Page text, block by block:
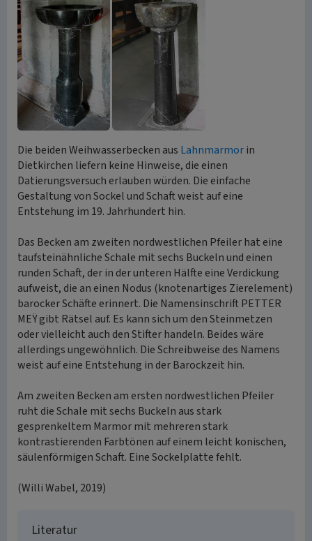
Die beiden Weihwasserbecken aus Lahnmarmorin
Dietkirchen liefern keine Hinweise, die einen
Datierungsversuch erlauben würden. Die einfache
Gestaltung von Sockel und Schaft weist auf eine
Entstehung im 19. Jahrhundert hin.
Das Becken am zweiten nordwestlichen Pfeiler hat eine
taufsteinähnliche Schale mit sechs Buckeln und einen
runden Schaft, der in der unteren Hälfte eine Verdickung
aufweist, die an einen Nodus (knotenartiges Zierelement)
barocker Schäfte erinnert. Die Namensinschrift PETTER
MEŸ gibt Rätsel auf. Es kann sich um den Steinmetzen
oder vielleicht auch den Stifter handeln. Beides wäre
allerdings ungewöhnlich. Die Schreibweise des Namens
weist auf eine Entstehung in der Barockzeit hin.
Am zweiten Becken am ersten nordwestlichen Pfeiler
ruht die Schale mit sechs Buckeln aus stark
gesprenkeltem Marmor mit mehreren stark
kontrastierenden Farbtönen auf einem leicht konischen,
säulenförmigen Schaft. Eine Sockelplatte fehlt.
(Willi Wabel, 2019)
Literatur